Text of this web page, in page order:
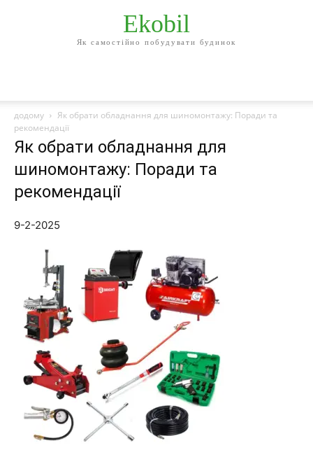
Ekobil
Як самостійно побудувати будинок
додому
Як обрати обладнання для шиномонтажу: Поради та
рекомендації
Як обрати обладнання для
шиномонтажу: Поради та
рекомендації
9-2-2025